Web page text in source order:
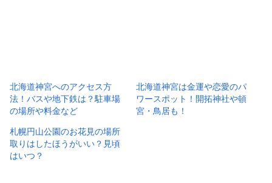
北海道神宮へのアクセス方
法！バスや地下鉄は？駐車場
の場所や料金など
北海道神宮は金運や恋愛のパ
ワースポット！開拓神社や頓
宮・鳥居も！
札幌円山公園のお花見の場所
取りはしたほうがいい？見頃
はいつ？